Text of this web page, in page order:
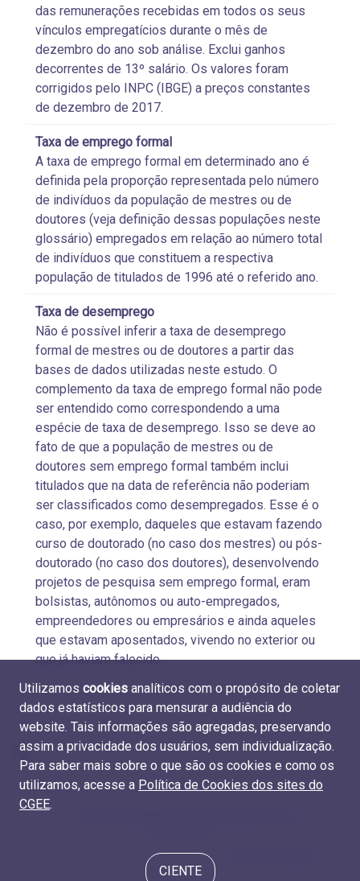
das remunerações recebidas em todos os seus
vínculos empregatícios durante o mês de
dezembro do ano sob análise. Exclui ganhos
decorrentes de 13º salário. Os valores foram
corrigidos pelo INPC (IBGE) a preços constantes
de dezembro de 2017.
Taxa de emprego formal
A taxa de emprego formal em determinado ano é
definida pela proporção representada pelo número
de indivíduos da população de mestres ou de
doutores (veja definição dessas populações neste
glossário) empregados em relação ao número total
de indivíduos que constituem a respectiva
população de titulados de 1996 até o referido ano.
Taxa de desemprego
Não é possível inferir a taxa de desemprego
formal de mestres ou de doutores a partir das
bases de dados utilizadas neste estudo. O
complemento da taxa de emprego formal não pode
ser entendido como correspondendo a uma
espécie de taxa de desemprego. Isso se deve ao
fato de que a população de mestres ou de
doutores sem emprego formal também inclui
titulados que na data de referência não poderiam
ser classificados como desempregados. Esse é o
caso, por exemplo, daqueles que estavam fazendo
curso de doutorado (no caso dos mestres) ou pós-
doutorado (no caso dos doutores), desenvolvendo
projetos de pesquisa sem emprego formal, eram
bolsistas, autônomos ou auto-empregados,
empreendedores ou empresários e ainda aqueles
que estavam aposentados, vivendo no exterior ou
que já haviam falecido.
Utilizamos cookies analíticos com o propósito de coletar
dados estatísticos para mensurar a audiência do
website. Tais informações são agregadas, preservando
assim a privacidade dos usuários, sem individualização.
Para saber mais sobre o que são os cookies e como os
utilizamos, acesse a Política de Cookies dos sites do
CGEE.
CIENTE